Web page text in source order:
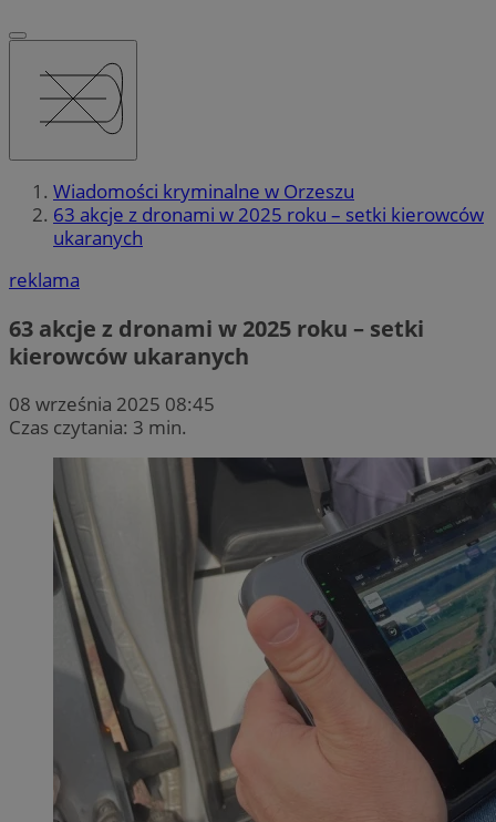
Wiadomości kryminalne w Orzeszu
63 akcje z dronami w 2025 roku – setki kierowców
ukaranych
reklama
63 akcje z dronami w 2025 roku – setki
kierowców ukaranych
08 września 2025 08:45
Czas czytania: 3 min.